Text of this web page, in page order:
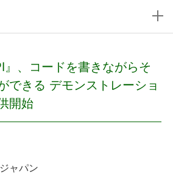
ス
』、コードを書きながらそ
できる デモンストレーショ
開始
ャパン